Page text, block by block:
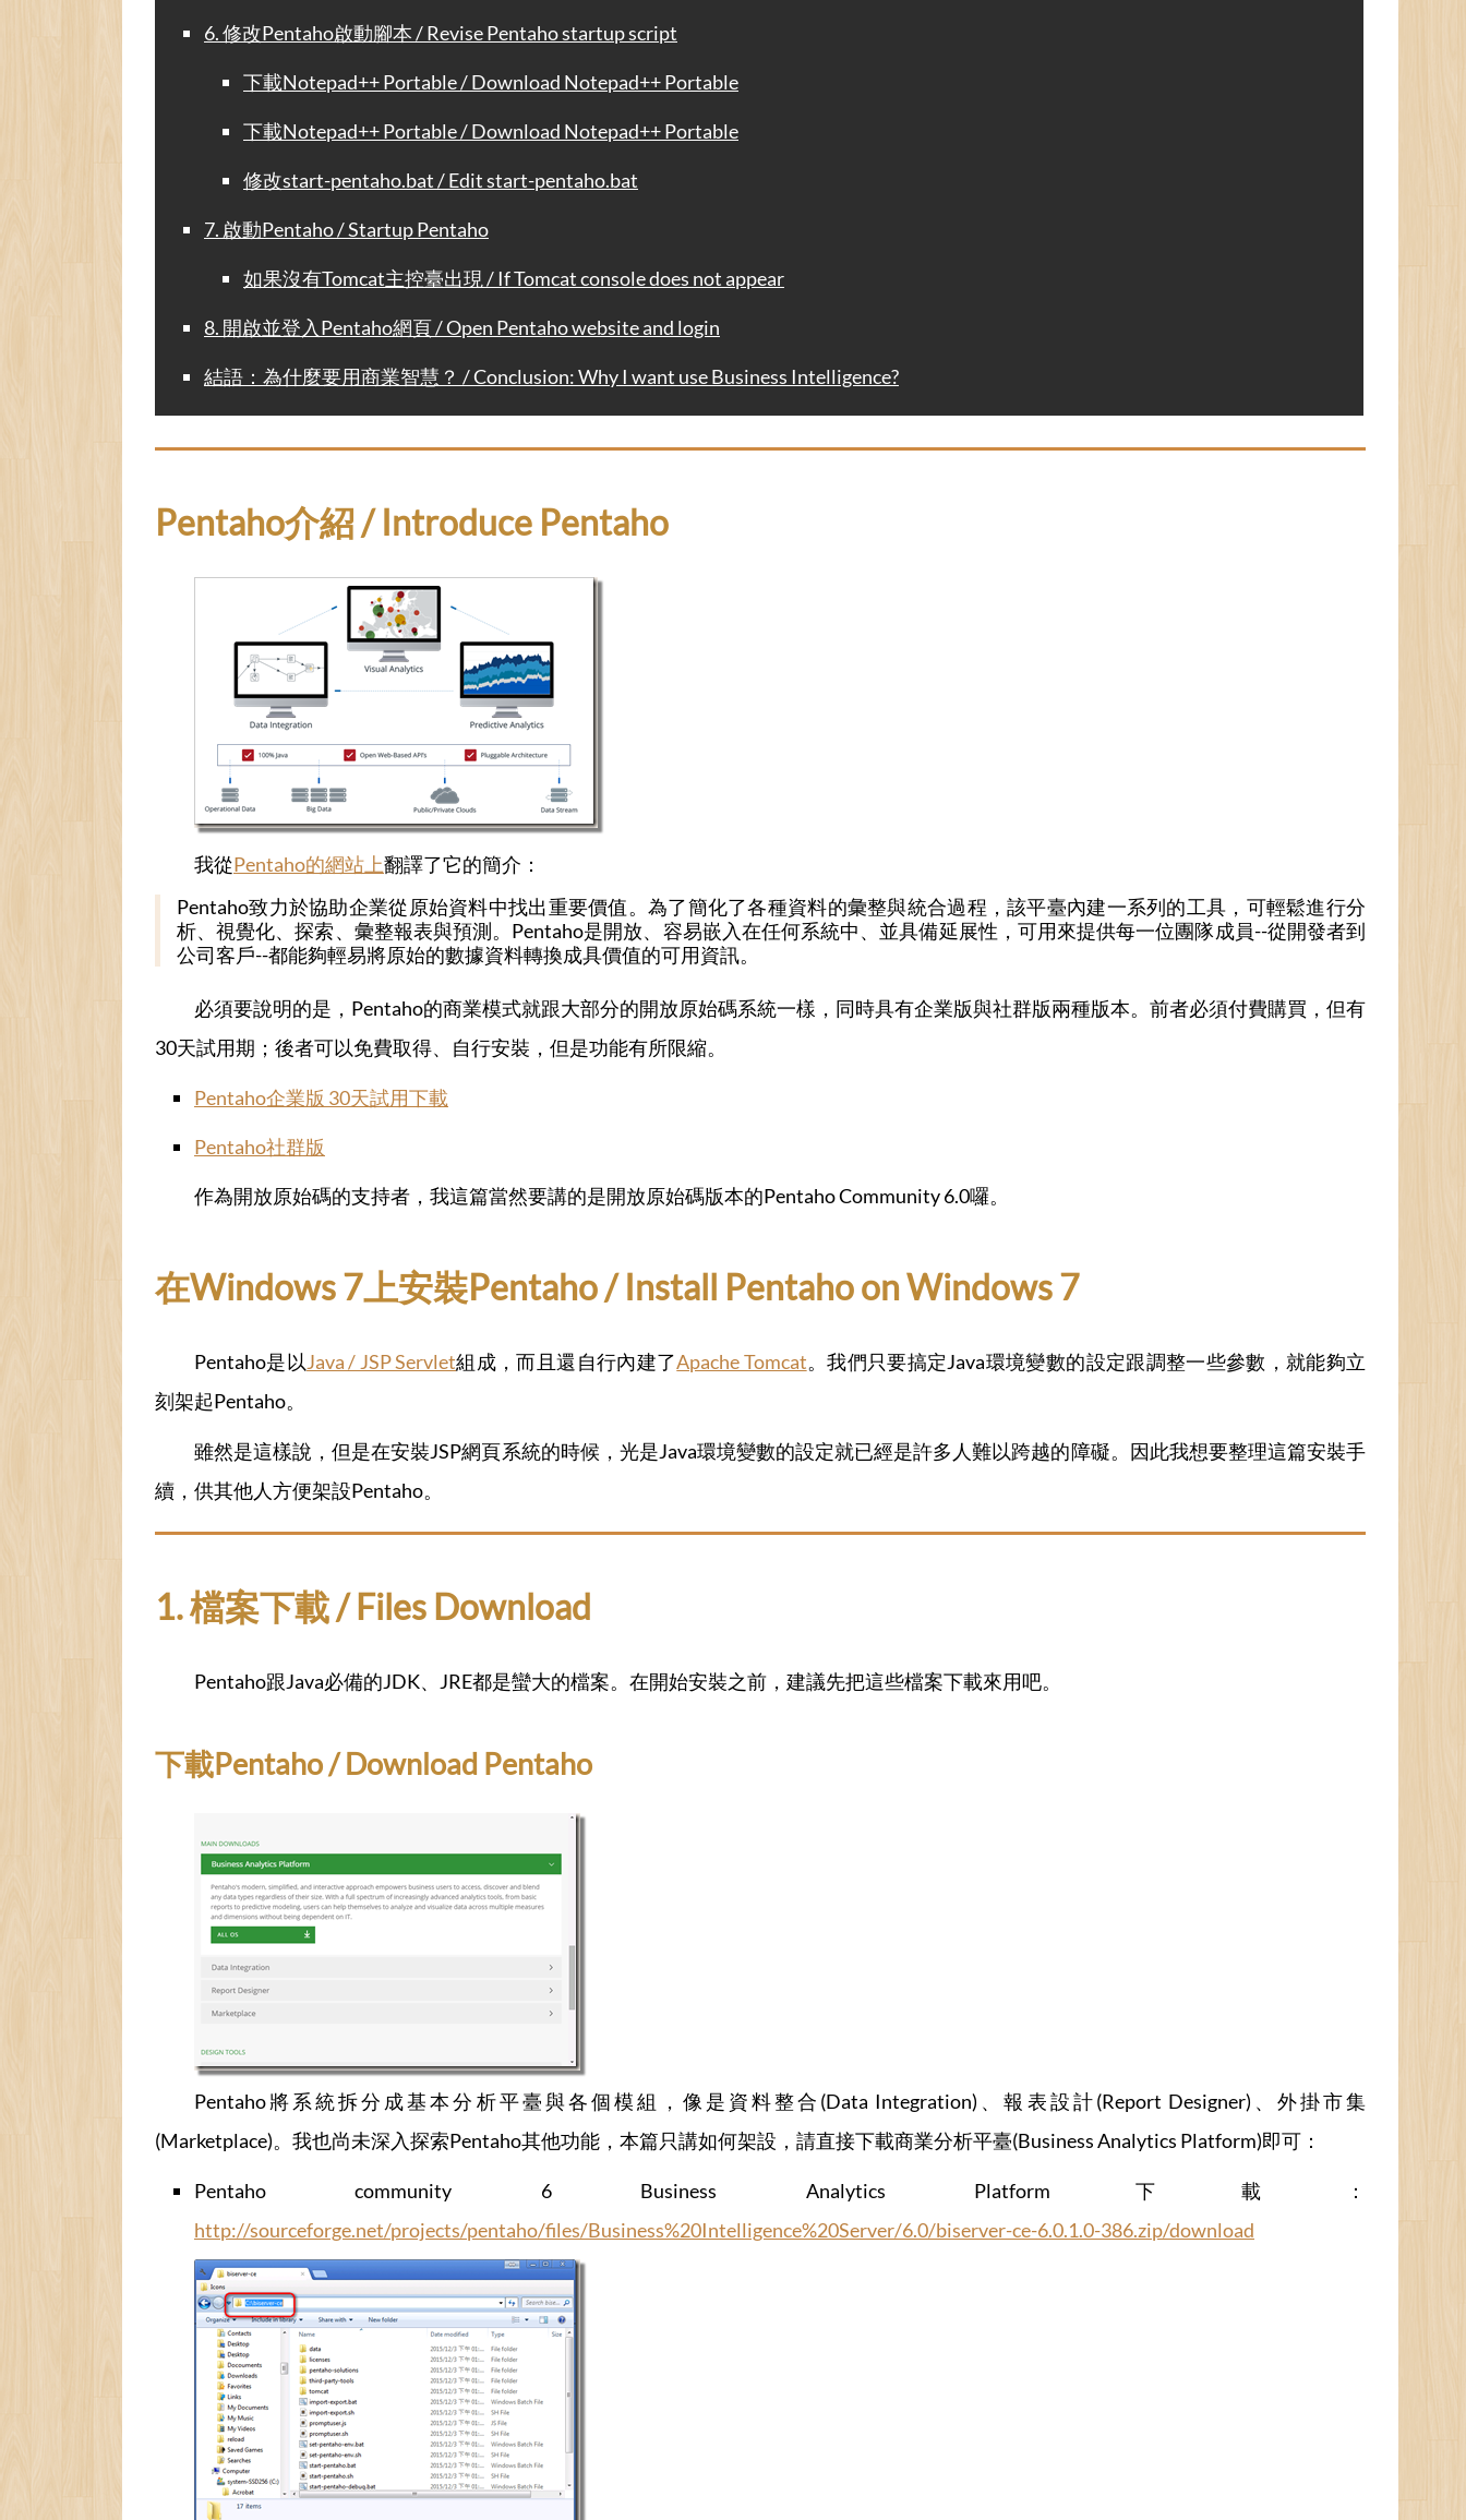
6. 修改Pentaho啟動腳本 / Revise Pentaho startup script
下載Notepad++ Portable / Download Notepad++ Portable
下載Notepad++ Portable / Download Notepad++ Portable
修改start-pentaho.bat / Edit start-pentaho.bat
7. 啟動Pentaho / Startup Pentaho
如果沒有Tomcat主控臺出現 / If Tomcat console does not appear
8. 開啟並登入Pentaho網頁 / Open Pentaho website and login
結語：為什麼要用商業智慧？ / Conclusion: Why I want use Business Intelligence?
Pentaho介紹 / Introduce Pentaho
我從Pentaho的網站上翻譯了它的簡介：
Pentaho致力於協助企業從原始資料中找出重要價值。為了簡化了各種資料的彙整與統合過程，該平臺內建一系列的工具，可輕鬆進行分
析、視覺化、探索、彙整報表與預測。Pentaho是開放、容易嵌入在任何系統中、並具備延展性，可用來提供每一位團隊成員--從開發者到
公司客戶--都能夠輕易將原始的數據資料轉換成具價值的可用資訊。
必須要說明的是，Pentaho的商業模式就跟大部分的開放原始碼系統一樣，同時具有企業版與社群版兩種版本。前者必須付費購買，但有
30天試用期；後者可以免費取得、自行安裝，但是功能有所限縮。
Pentaho企業版 30天試用下載
Pentaho社群版
作為開放原始碼的支持者，我這篇當然要講的是開放原始碼版本的Pentaho Community 6.0囉。
在Windows 7上安裝Pentaho / Install Pentaho on Windows 7
Pentaho是以Java / JSP Servlet組成，而且還自行內建了Apache Tomcat。我們只要搞定Java環境變數的設定跟調整一些參數，就能夠立
刻架起Pentaho。
雖然是這樣說，但是在安裝JSP網頁系統的時候，光是Java環境變數的設定就已經是許多人難以跨越的障礙。因此我想要整理這篇安裝手
續，供其他人方便架設Pentaho。
1. 檔案下載 / Files Download
Pentaho跟Java必備的JDK、JRE都是蠻大的檔案。在開始安裝之前，建議先把這些檔案下載來用吧。
下載Pentaho / Download Pentaho
Pentaho將系統拆分成基本分析平臺與各個模組，像是資料整合(Data Integration)、報表設計(Report Designer)、外掛市集
(Marketplace)。我也尚未深入探索Pentaho其他功能，本篇只講如何架設，請直接下載商業分析平臺(Business Analytics Platform)即可：
Pentaho community 6 Business Analytics Platform下載：
http://sourceforge.net/projects/pentaho/files/Business%20Intelligence%20Server/6.0/biserver-ce-6.0.1.0-386.zip/download